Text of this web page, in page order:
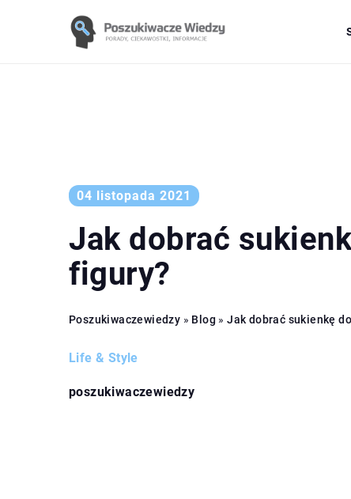
04 listopada 2021
Jak dobrać
figury?
Poszukiwaczewiedzy » Blog »Jak dobrać sukienkę
Life & Style
poszukiwaczewiedzy